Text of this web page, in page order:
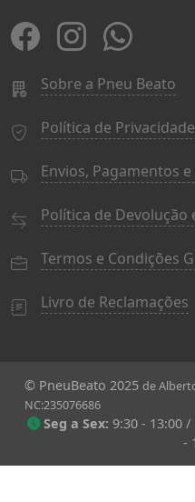
Sobre a Pneu Beato
Política de
Envios, Pagamentos
Política de Devolução
Termos e Condições
Livro de Reclamações
© PneuBeato 2025 de
NC:235076686
Seg a Sex: 9:30 - 13:00
-